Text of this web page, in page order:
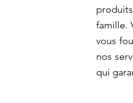
famille.
vous
nos
qui